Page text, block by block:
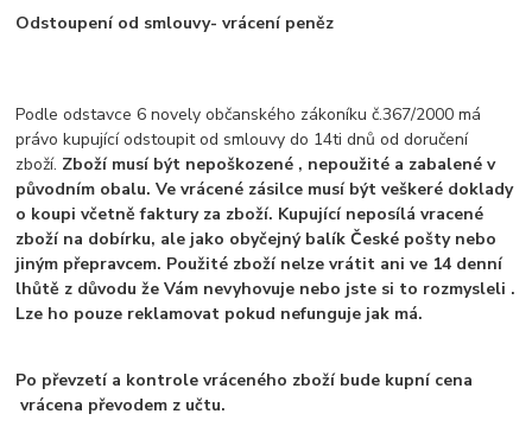
Odstoupení od smlouvy- vrácení peněz
Podle odstavce 6 novely občanského zákoníku č.367/2000 má
právo kupující odstoupit od smlouvy do 14ti dnů od doručení
zboží. Zboží musí být nepoškozené , nepoužité a zabalené v
původním obalu. Ve vrácené zásilce musí být veškeré doklady
o koupi včetně faktury za zboží. Kupující neposílá vracené
zboží na dobírku, ale jako obyčejný balík České pošty nebo
jiným přepravcem. Použité zboží nelze vrátit ani ve 14 denní
lhůtě z důvodu že Vám nevyhovuje nebo jste si to rozmysleli .
Lze ho pouze reklamovat pokud nefunguje jak má.
Po převzetí a kontrole vráceného zboží bude kupní cena
vrácena převodem z učtu.